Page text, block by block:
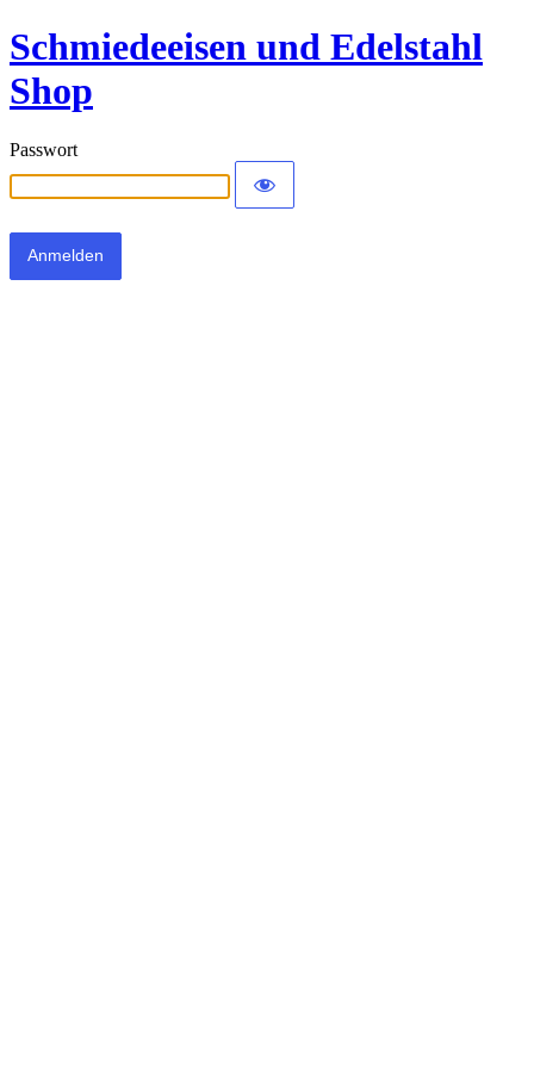
Schmiedeeisen und Edelstahl
Shop
Passwort